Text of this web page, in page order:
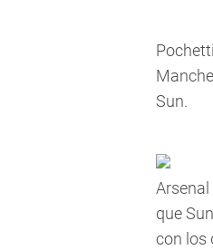
Sun.
que
con los